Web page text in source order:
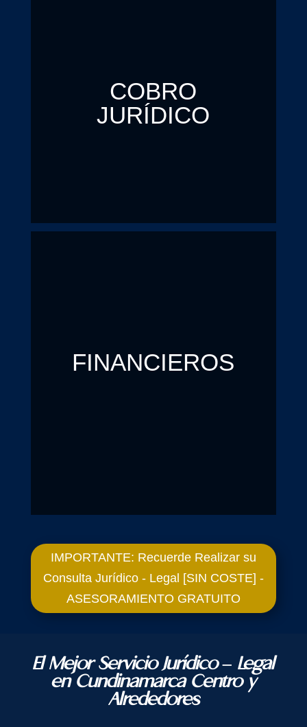
COBRO
JURÍDICO
FINANCIEROS
IMPORTANTE: Recuerde Realizar su
Consulta Jurídico - Legal [SIN COSTE] -
ASESORAMIENTO GRATUITO
El Mejor Servicio Jurídico – Legal
en Cundinamarca Centro y
Alrededores